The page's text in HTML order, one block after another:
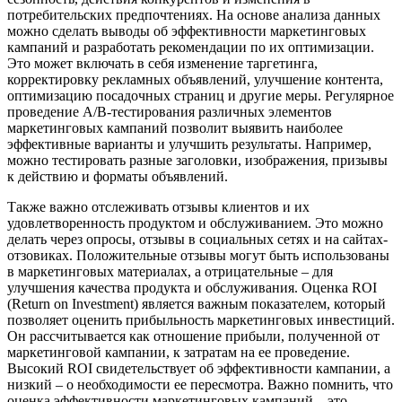
потребительских предпочтениях. На основе анализа данных
можно сделать выводы об эффективности маркетинговых
кампаний и разработать рекомендации по их оптимизации.
Это может включать в себя изменение таргетинга,
корректировку рекламных объявлений, улучшение контента,
оптимизацию посадочных страниц и другие меры. Регулярное
проведение A/B-тестирования различных элементов
маркетинговых кампаний позволит выявить наиболее
эффективные варианты и улучшить результаты. Например,
можно тестировать разные заголовки, изображения, призывы
к действию и форматы объявлений.
Также важно отслеживать отзывы клиентов и их
удовлетворенность продуктом и обслуживанием. Это можно
делать через опросы, отзывы в социальных сетях и на сайтах-
отзовиках. Положительные отзывы могут быть использованы
в маркетинговых материалах, а отрицательные – для
улучшения качества продукта и обслуживания. Оценка ROI
(Return on Investment) является важным показателем, который
позволяет оценить прибыльность маркетинговых инвестиций.
Он рассчитывается как отношение прибыли, полученной от
маркетинговой кампании, к затратам на ее проведение.
Высокий ROI свидетельствует об эффективности кампании, а
низкий – о необходимости ее пересмотра. Важно помнить, что